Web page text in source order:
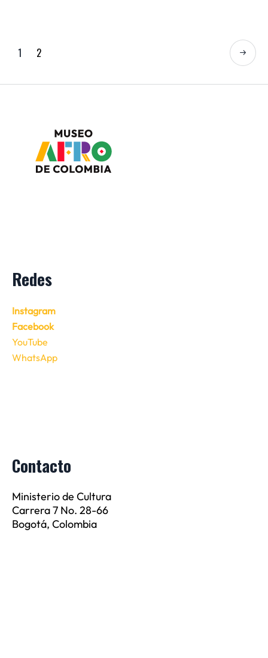
1 2
Redes
Instagram
Facebook
YouTube
WhatsApp
Contacto
Ministerio de Cultura
Carrera 7 No. 28-66
Bogotá, Colombia